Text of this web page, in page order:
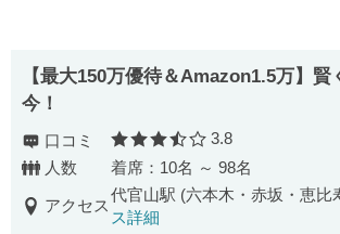
【最⼤150万優待＆Amazon1.5万】賢
今！
口コミ 口コミ評価
3.8
人数
着席：10名 ～ 98名
アクセス
代官山駅 (六本木・赤坂・恵比
ス詳細